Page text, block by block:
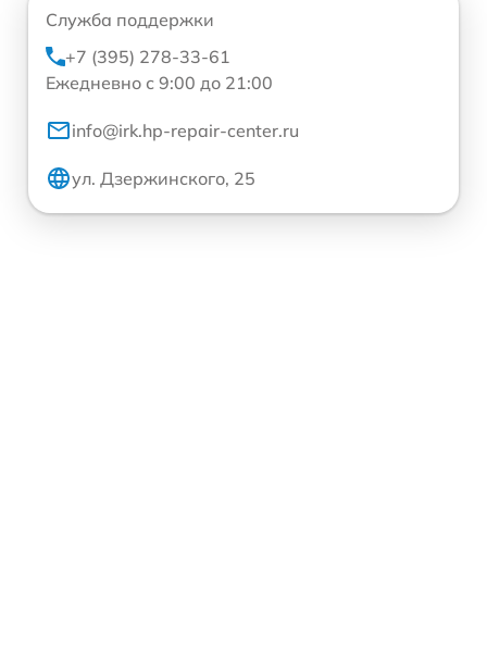
Служба поддержки
+7 (395) 278-33-61
Ежедневно с 9:00 до 21:00
info@irk.hp-repair-center.ru
ул. Дзержинского, 25